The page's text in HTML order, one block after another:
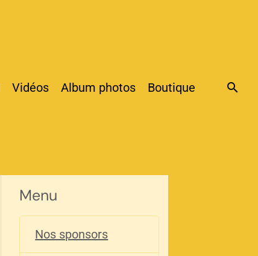
Vidéos Album photos Boutique
Menu
Nos sponsors